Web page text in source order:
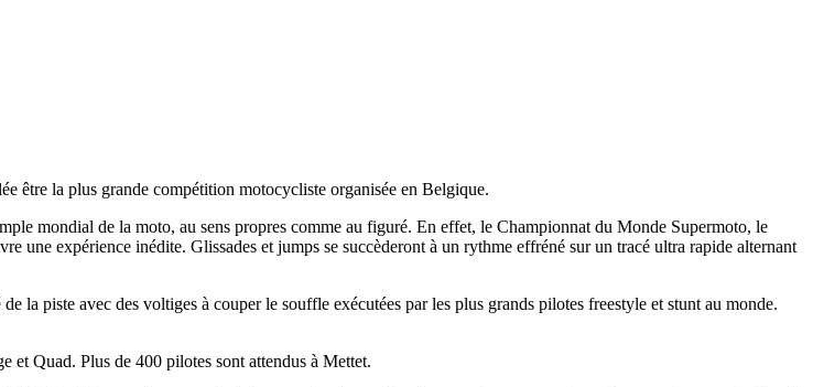
être la plus grande compétition motocycliste organisée en Belgique.
mondial de la moto, au sens propres comme au figuré. En effet, le Championnat du Monde Supermoto, le
une expérience inédite. Glissades et jumps se succèderont à un rythme effréné sur un tracé ultra rapide alternant
la piste avec des voltiges à couper le souffle exécutées par les plus grands pilotes freestyle et stunt au monde.
et Quad. Plus de 400 pilotes sont attendus à Mettet.